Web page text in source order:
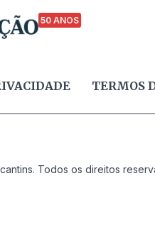
50 ANOS
TERMOS
Todos os direitos